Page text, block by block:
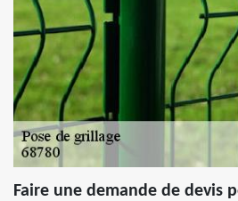
Faire une demande de devis